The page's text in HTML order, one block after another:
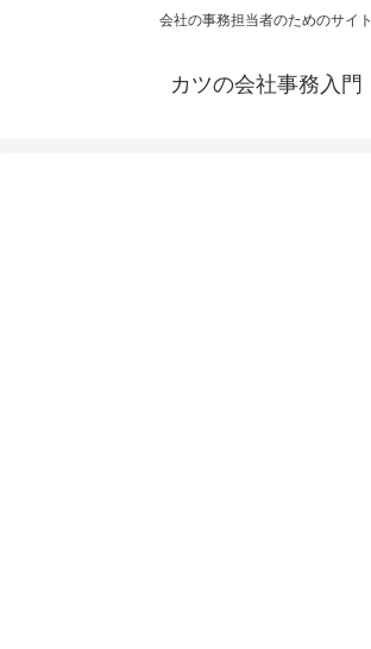
会社の事務担当者のためのサイト
カツの会社事務入門